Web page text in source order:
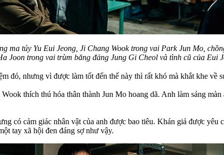
ma túy Yu Eui Jeong, Ji Chang Wook trong vai Park Jun Mo,
Joon trong vai trùm băng đảng Jung Gi Cheol và tình cũ của Eui
đó, nhưng vì được làm tốt đến thế này thì rất khó mà khắt khe về
Wook thích thú hóa thân thành Jun Mo hoang dã. Anh làm sáng
có cảm giác nhân vật của anh được bao tiêu. Khán giả được yêu
tay xã hội đen đáng sợ như vậy.